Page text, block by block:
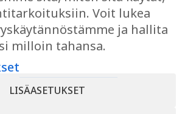
Facebook
Voit lukea
ja hallita
milloin tahansa.
LISÄASETUKSET